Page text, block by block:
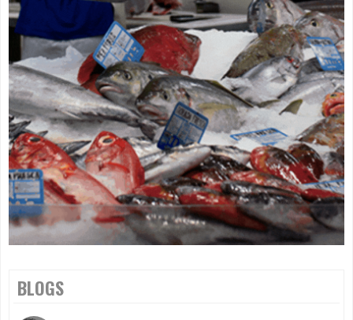
BLOGS